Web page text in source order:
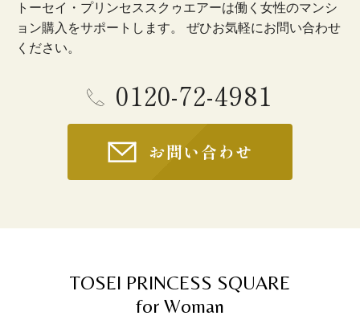
トーセイ・プリンセススクゥエアーは働く女性のマンシ
ョン購入をサポートします。 ぜひお気軽にお問い合わせ
ください。
0120-72-4981
お問い合わせ
TOSEI PRINCESS SQUARE
for Woman